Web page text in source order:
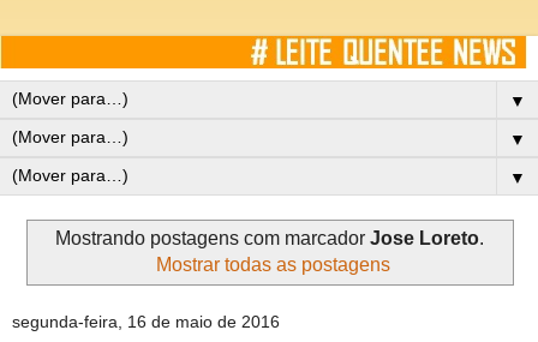
▼
▼
▼
Mostrando postagens com marcador Jose Loreto.
Mostrar todas as postagens
segunda-feira, 16 de maio de 2016